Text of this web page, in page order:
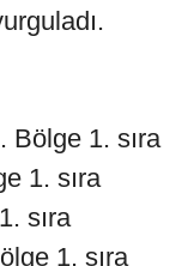
Bölge 1. sıra
1. sıra
sıra
1. sıra